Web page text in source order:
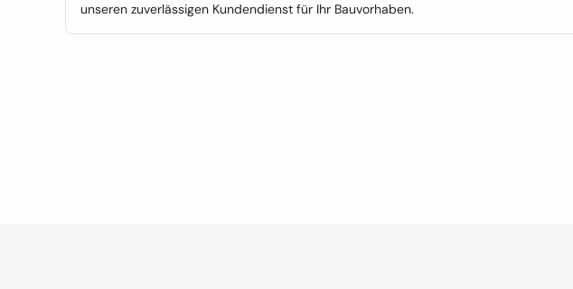
unseren zuverlässigen Kundendienst für Ihr Bauvorhaben.